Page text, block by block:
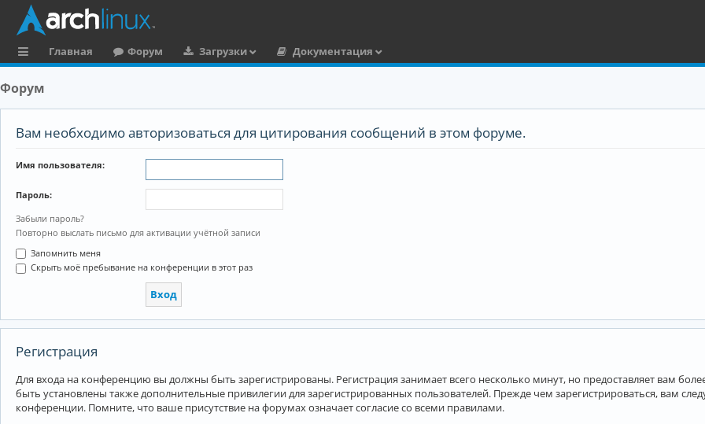
ы
и
Главная Форум Загрузки
Документация
Форум
Вам необходимо авторизоваться для цитирования сообщений в этом форуме.
Имя пользователя:
Пароль:
Забыли пароль?
Повторно выслать письмо для активации учётной записи
Запомнить меня
Скрыть моё пребывание на конференции в этот раз
Регистрация
Для входа на конференцию вы должны быть зарегистрированы. Регистрация занимает всего несколько минут, но предоставляет вам
быть установлены также дополнительные привилегии для зарегистрированных пользователей. Прежде чем зарегистрироваться, вам
конференции. Помните, что ваше присутствие на форумах означает согласие со всеми правилами.